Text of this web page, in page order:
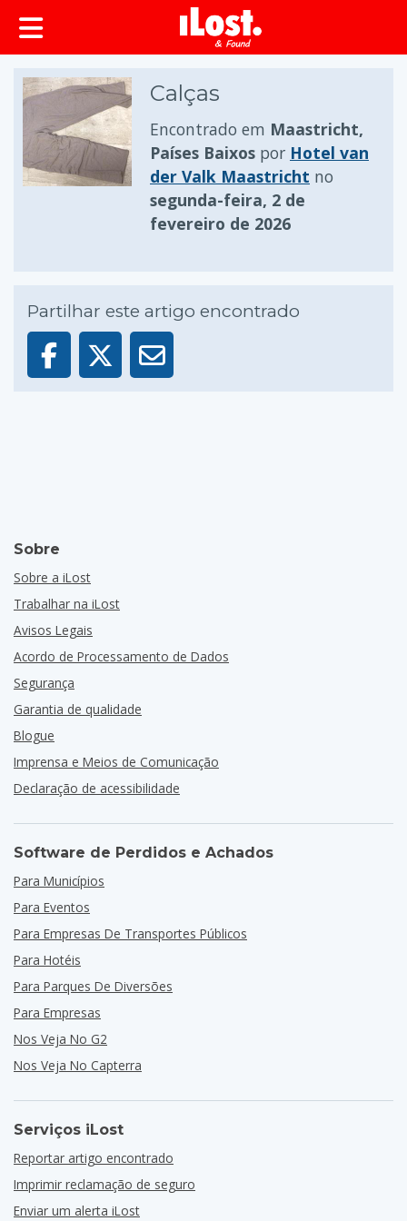
conteúdo principal
Calças
Encontrado em Maastricht,
Países Baixos por Hotel van
der Valk Maastricht no
segunda-feira, 2 de
fevereiro de 2026
Partilhar este artigo encontrado
Sobre
Sobre a iLost
Trabalhar na iLost
Avisos Legais
Acordo de Processamento de Dados
Segurança
Garantia de qualidade
Blogue
Imprensa e Meios de Comunicação
Declaração de acessibilidade
Software de Perdidos e Achados
Para Municípios
Para Eventos
Para Empresas De Transportes Públicos
Para Hotéis
Para Parques De Diversões
Para Empresas
Nos Veja No G2
Nos Veja No Capterra
Serviços iLost
Reportar artigo encontrado
Imprimir reclamação de seguro
Enviar um alerta iLost